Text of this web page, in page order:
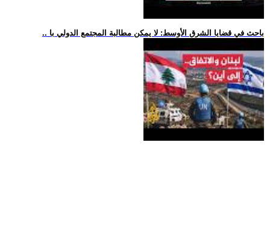
.. باحث في قضايا الشرق الأوسط: لا يمكن مطالبة المجتمع الدولي با